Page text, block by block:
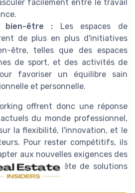
facilement entre le travail
bien-être :
Les espaces de
de plus en plus d'initiatives
être, telles que des espaces
de sport, et des activités de
favoriser un équilibre sain
et personnelle.
offrent donc une réponse
du monde professionnel,
la flexibilité, l'innovation, et le
Pour rester compétitifs, ils
aux nouvelles exigences des
en quête de solutions